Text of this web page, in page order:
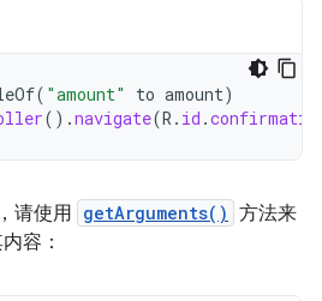
( "amount" to amount)
().navigate(R . id .
请使用 getArguments() 方法来
容：